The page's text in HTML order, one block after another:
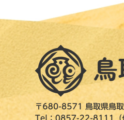
〒680-8571 鳥取県鳥
Tel：0857-22-8111（代